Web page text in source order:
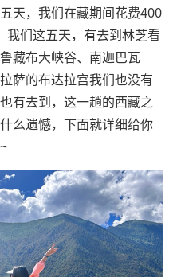
天，我们在藏期间花费400
我们这五天，有去到林芝看
藏布大峡谷、南迦巴瓦
萨的布达拉宫我们也没有
有去到，这一趟的西藏之
么遗憾，下面就详细给你